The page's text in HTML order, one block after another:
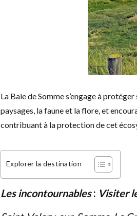
La Baie de Somme s’engage à
paysages, la faune et la flore, et
contribuant à la protection de cet
Explorer la destination
Les incontournables: Visiter